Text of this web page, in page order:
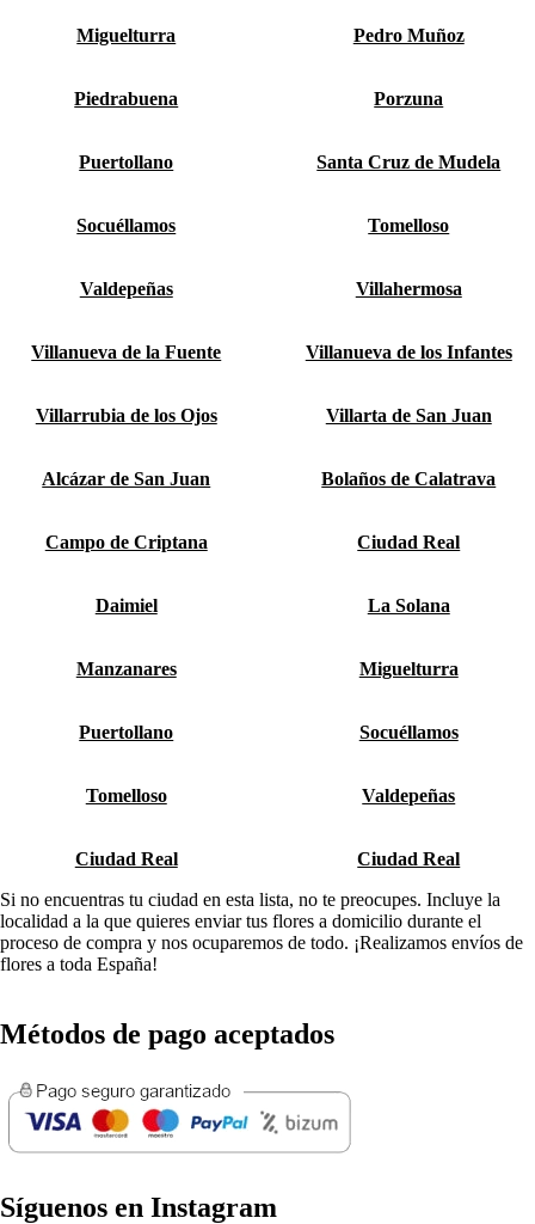
Miguelturra Pedro Muñoz
Piedrabuena Porzuna
Puertollano Santa Cruz de Mudela
Socuéllamos Tomelloso
Valdepeñas Villahermosa
Villanueva de la Fuente Villanueva de los Infantes
Villarrubia de los Ojos Villarta de San Juan
Alcázar de San Juan Bolaños de Calatrava
Campo de Criptana Ciudad Real
Daimiel La Solana
Manzanares Miguelturra
Puertollano Socuéllamos
Tomelloso Valdepeñas
Ciudad Real
Ciudad Real
Si no encuentras tu ciudad en esta lista, no te preocupes. Incluye la
localidad a la que quieres enviar tus flores a domicilio durante el
proceso de compra y nos ocuparemos de todo. ¡Realizamos envíos de
flores a toda España!
Métodos de pago aceptados
Síguenos en Instagram